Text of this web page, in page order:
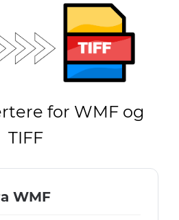
for WMF og
TIFF
WMF